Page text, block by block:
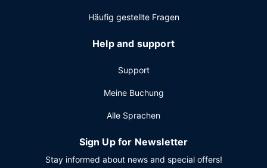
Häufig gestellte Fragen
Help and support
Support
Meine Buchung
Alle Sprachen
Sign Up for Newsletter
Stay informed about news and special offers!